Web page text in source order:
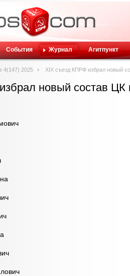
События Журнал Агитпункт
4(147) 2025 XIX cъезд КПРФ избрал новый
новый состав